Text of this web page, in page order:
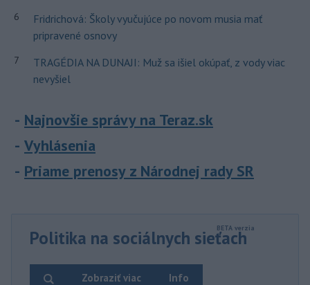
6
Fridrichová: Školy vyučujúce po novom musia mať
pripravené osnovy
7
TRAGÉDIA NA DUNAJI: Muž sa išiel okúpať, z vody viac
nevyšiel
Najnovšie správy na Teraz.sk
Vyhlásenia
Priame prenosy z Národnej rady SR
Politika na sociálnych sieťach
Info
Zobraziť viac